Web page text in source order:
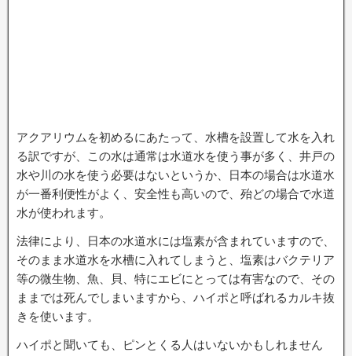
アクアリウムを初めるにあたって、水槽を設置して水を入れ
る訳ですが、この水は通常は水道水を使う事が多く、井戸の
水や川の水を使う必要はないというか、日本の場合は水道水
が一番利便性がよく、安全性も高いので、殆どの場合で水道
水が使われます。
法律により、日本の水道水には塩素が含まれていますので、
そのまま水道水を水槽に入れてしまうと、塩素はバクテリア
等の微生物、魚、貝、特にエビにとっては有害なので、その
ままでは死んでしまいますから、ハイポと呼ばれるカルキ抜
きを使います。
ハイポと聞いても、ピンとくる人はいないかもしれません